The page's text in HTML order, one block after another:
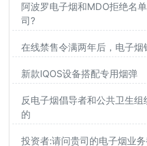
阿波罗电子烟和MDO拒绝名
司?
在线禁售令满两年后，电子烟
新款IQOS设备搭配专用烟弹
反电子烟倡导者和公共卫生
的
投资者:请问贵司的电子烟业